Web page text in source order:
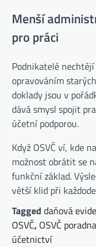
Menší
pro práci
Podnikatelé
opravováním
doklady jsou v
dává smysl spojit
účetní podporou.
Když OSVČ ví, kde
možnost obrátit se
funkční základ.
větší klid při
Tagged daňová
OSVČ, OSVČ poradna
účetnictví